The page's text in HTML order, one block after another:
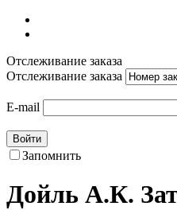
Отслеживание заказа
Отслеживание заказа
E-mail
Войти
Запомнить
Дойль А.К.